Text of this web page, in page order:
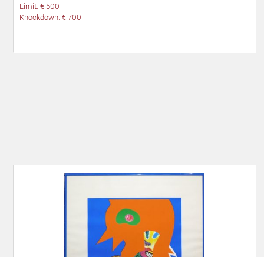
Limit: € 500
Knockdown: € 700